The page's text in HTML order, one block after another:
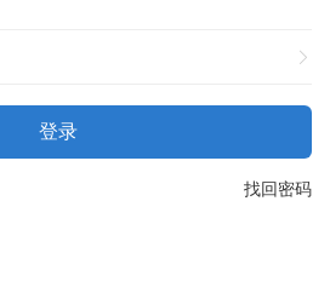
登录
找回密码